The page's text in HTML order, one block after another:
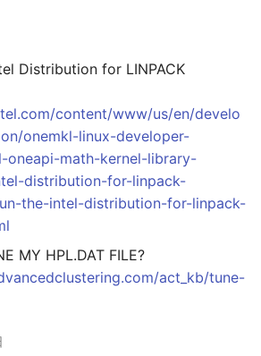
Distribution for LINPACK
content/www/us/en/develo
onemkl-linux-developer-
oneapi-math-kernel-library-
distribution-for-linpack-
the-intel-distribution-for-linpack-
MY HPL.DAT FILE?
act_kb/tune-